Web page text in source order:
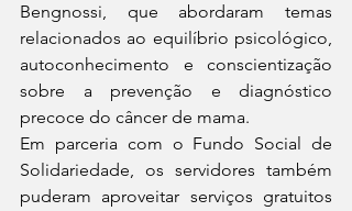
Bengnossi, que abordaram temas
relacionados ao equilíbrio psicológico,
autoconhecimento e conscientização
sobre a prevenção e diagnóstico
precoce do câncer de mama.
Em parceria com o Fundo Social de
Solidariedade, os servidores também
puderam aproveitar serviços gratuitos